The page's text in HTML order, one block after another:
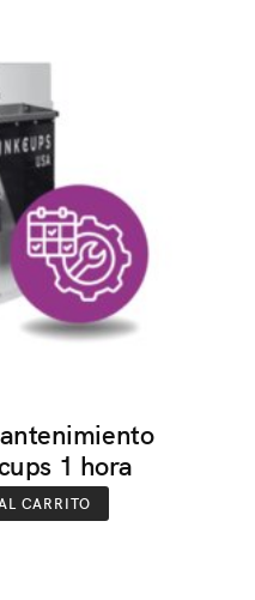
1 hora
CARRITO